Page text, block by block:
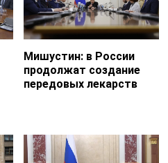
Мишустин: в России
продолжат создание
передовых лекарств